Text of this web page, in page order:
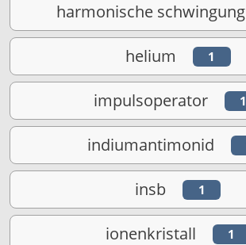
harmonische schwingung
helium 1
impulsoperator 1
indiumantimonid
insb 1
ionenkristall 1